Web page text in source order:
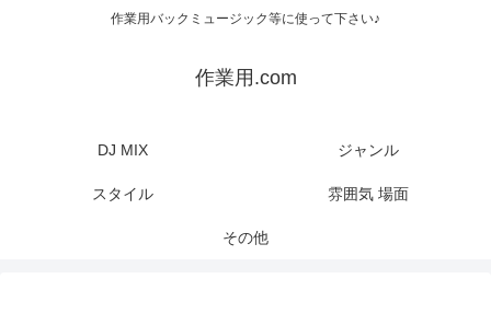
作業用バックミュージック等に使って下さい♪
作業用.com
DJ MIX ジャンル
スタイル 雰囲気 場面
その他